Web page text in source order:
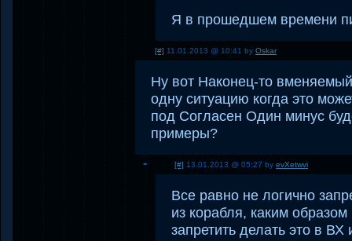
Я в прошедшем времени
[#] 11.01.2013 @ 10:41 by Oskar
Ну вот Наконец-то
одну ситуацию когда это
под Согласен Один минус
примеры?
[#] 13.01.2013 @ 05:27 by evXetwvi
Все равно не логично
из корабля, каким
запретить делать это в ВХ